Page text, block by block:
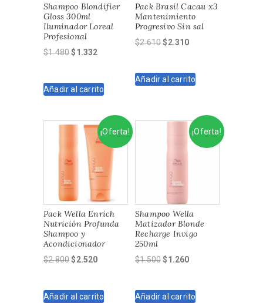
Shampoo Blondifier
Gloss 300ml
Iluminador Loreal
Profesional
$1.480El
era:
$1.332
es:
Añadir al carrito
Pack Brasil Cacau x3
Mantenimiento
Progresivo Sin sal
$2.610El
era:
$2.310El
es:
Añadir al carrito
¡Oferta!
Pack Wella Enrich
Nutrición Profunda
Shampoo y
Acondicionador
$2.800El
era:
$2.520El
es:
Añadir al carrito
¡Oferta!
Shampoo Wella
Matizador Blonde
Recharge Invigo
250ml
$1.500El
era:
$1.260El
es:
Añadir al carrito